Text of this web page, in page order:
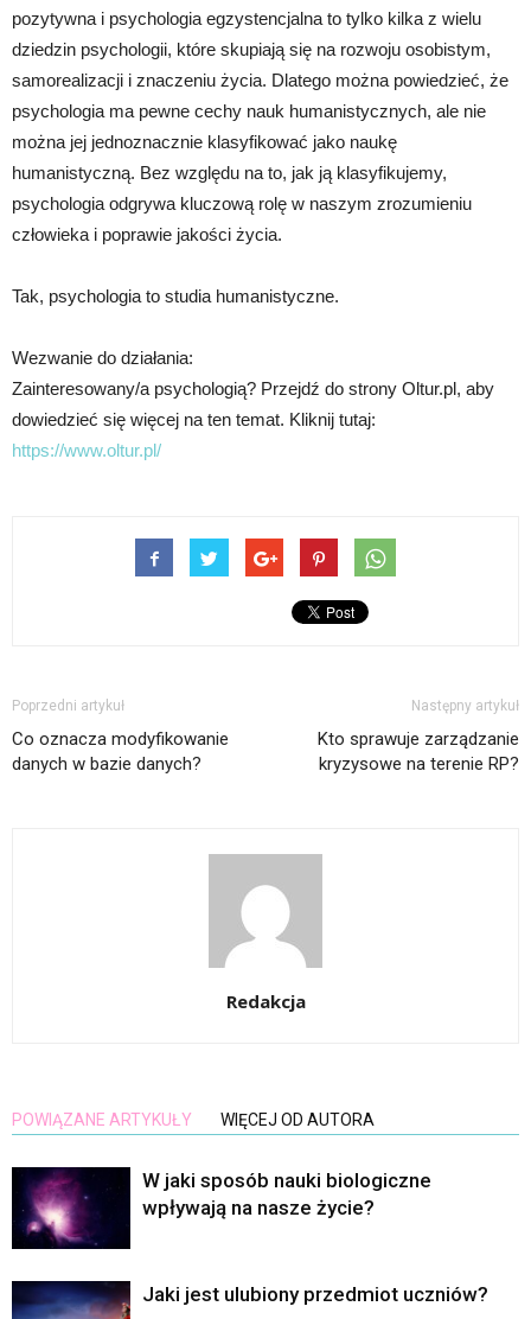
pozytywna i psychologia egzystencjalna to tylko kilka z wielu
dziedzin psychologii, które skupiają się na rozwoju osobistym,
samorealizacji i znaczeniu życia. Dlatego można powiedzieć, że
psychologia ma pewne cechy nauk humanistycznych, ale nie
można jej jednoznacznie klasyfikować jako naukę
humanistyczną. Bez względu na to, jak ją klasyfikujemy,
psychologia odgrywa kluczową rolę w naszym zrozumieniu
człowieka i poprawie jakości życia.
Tak, psychologia to studia humanistyczne.
Wezwanie do działania:
Zainteresowany/a psychologią? Przejdź do strony Oltur.pl, aby
dowiedzieć się więcej na ten temat. Kliknij tutaj:
https://www.oltur.pl/
Poprzedni artykuł
Co oznacza modyfikowanie
danych w bazie danych?
Następny artykuł
Kto sprawuje zarządzanie
kryzysowe na terenie RP?
Redakcja
POWIĄZANE ARTYKUŁY WIĘCEJ OD AUTORA
W jaki sposób nauki biologiczne
wpływają na nasze życie?
Jaki jest ulubiony przedmiot uczniów?